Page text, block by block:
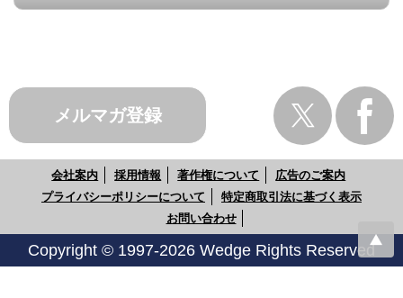
メルマガ登録
会社案内 採用情報 著作権について
広告のご案内
プライバシーポリシーについて
特定商取引法に基づく表示
お問い合わせ
Copyright © 1997-2026 Wedge Rights Reserved